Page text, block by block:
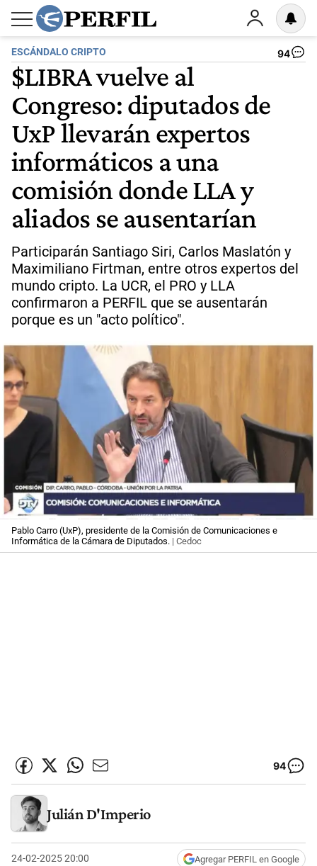
ESCÁNDALO CRIPTO 94
$LIBRA vuelve al
Congreso: diputados de
UxP llevarán expertos
informáticos a una
comisión donde LLA y
aliados se ausentarían
Participarán Santiago Siri, Carlos Maslatón y
Maximiliano Firtman, entre otros expertos del
mundo cripto. La UCR, el PRO y LLA
confirmaron a PERFIL que se ausentarán
porque es un "acto político".
Pablo Carro (UxP), presidente de la Comisión de Comunicaciones e
Informática de la Cámara de Diputados. | Cedoc
94
Julián D'Imperio
24-02-2025 20:00 Agregar PERFIL en Google